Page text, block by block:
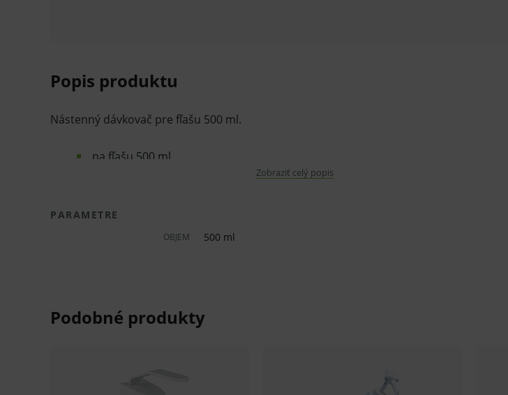
Popis produktu
Nástenný dávkovač pre fľašu 500 ml.
na fľašu 500 ml
použitie pre mydlá, emulzie, regeneračné krémy, gelové a tekuté dezinfekcie
Zobraziť celý popis
PARAMETRE
OBJEM 500 ml